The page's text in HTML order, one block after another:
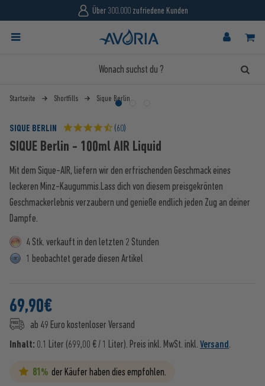
Über 300.000 zufriedene Kunden
Startseite Shortfills Sique Berlin
SIQUE BERLIN (60)
SIQUE Berlin - 100ml AIR Liquid
Mit dem Sique-AIR, liefern wir den erfrischenden Geschmack eines
leckeren Minz-Kaugummis.Lass dich von diesem preisgekrönten
Geschmackerlebnis verzaubern und genieße endlich jeden Zug an deiner
Dampfe.
4 Stk. verkauft in den letzten 2 Stunden
1 beobachtet gerade diesen Artikel
69,90€
ab 49 Euro kostenloser Versand
Inhalt: 0.1 Liter (699,00 € / 1 Liter). Preis inkl. MwSt. inkl. Versand.
81% der Käufer haben dies empfohlen.